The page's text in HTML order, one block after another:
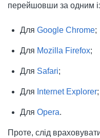
перейшовши за одним
Для Google Chrome;
Для Mozilla Firefox;
Для Safari;
Для Internet Explorer;
Для Opera.
Проте, слід